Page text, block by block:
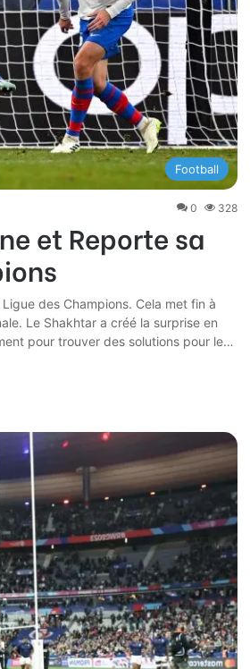
Football
0 328
et Reporte sa
des Champions. Cela met fin à
Le Shakhtar a créé la surprise en
pour trouver des solutions pour le…